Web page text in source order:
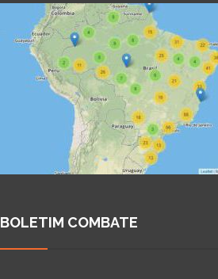
BOLETIM COMBATE